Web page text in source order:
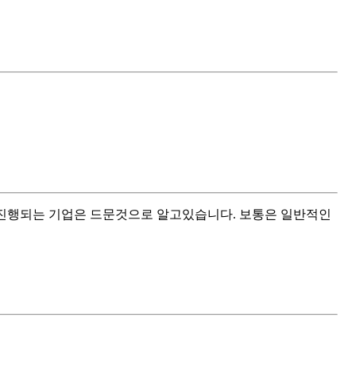
되는 기업은 드문것으로 알고있습니다. 보통은 일반적인